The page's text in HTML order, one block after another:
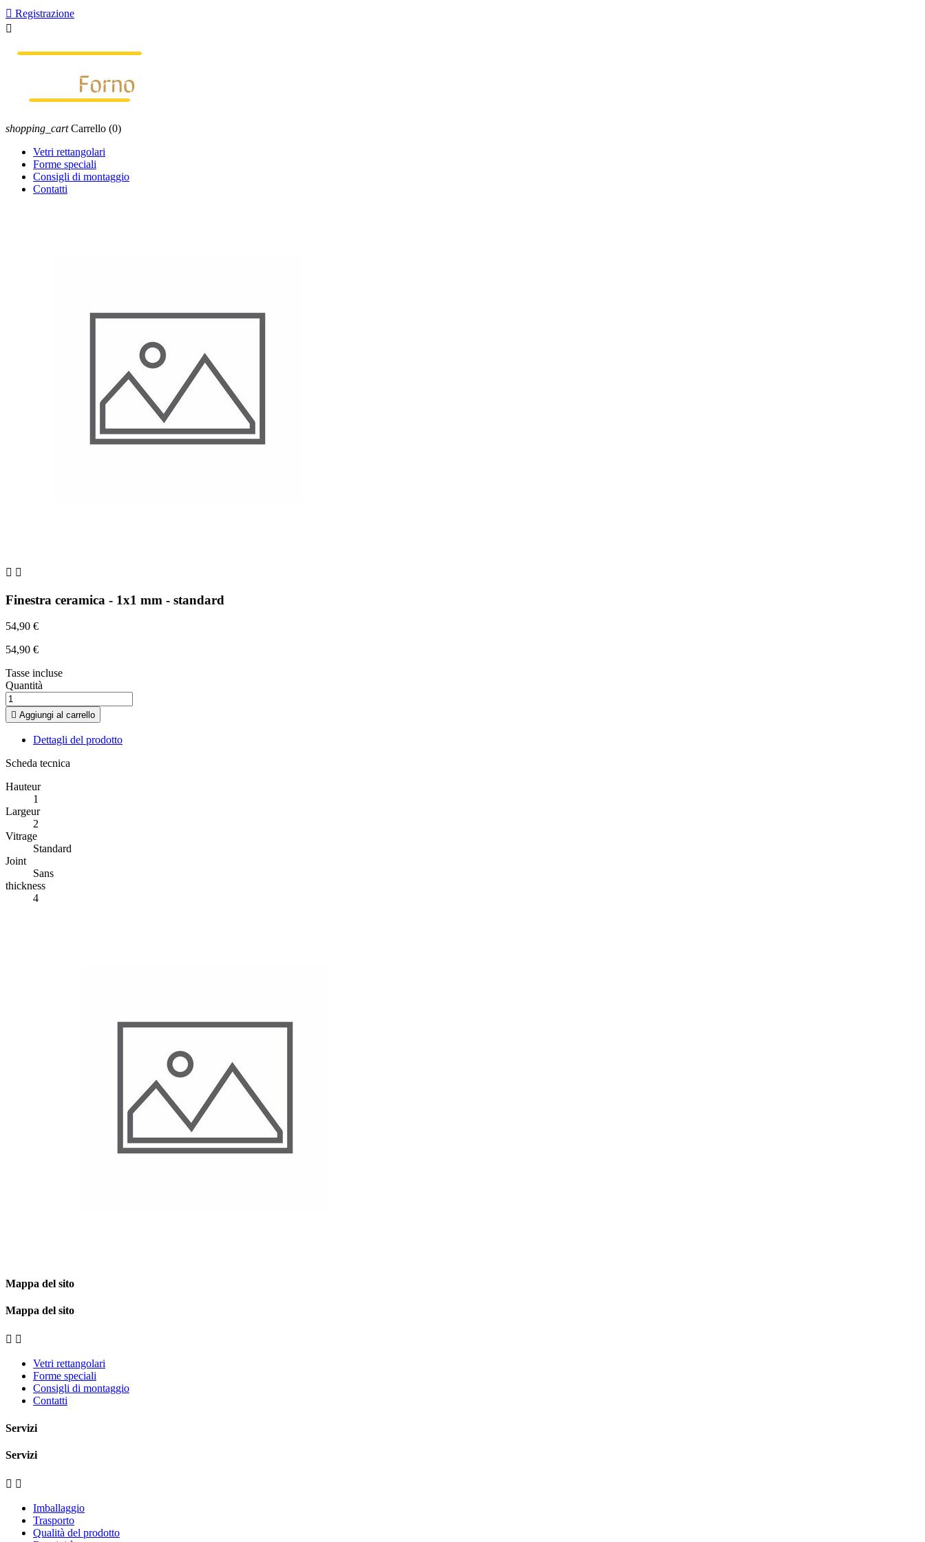
 Registrazione

shopping_cart Carrello (0)
Vetri rettangolari
Forme speciali
Consigli di montaggio
Contatti
 
Finestra ceramica - 1x1 mm - standard
54,90 €
54,90 €
Tasse incluse
Quantità
 Aggiungi al carrello
Dettagli del prodotto
Scheda tecnica
Hauteur
1
Largeur
2
Vitrage
Standard
Joint
Sans
thickness
4
Mappa del sito
Mappa del sito
 
Vetri rettangolari
Forme speciali
Consigli di montaggio
Contatti
Servizi
Servizi
 
Imballaggio
Trasporto
Qualità del prodotto